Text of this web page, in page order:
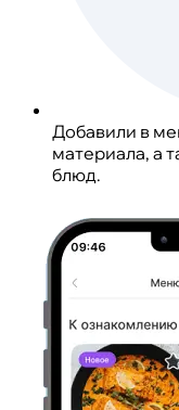
Добавили в
материала, а
блюд.